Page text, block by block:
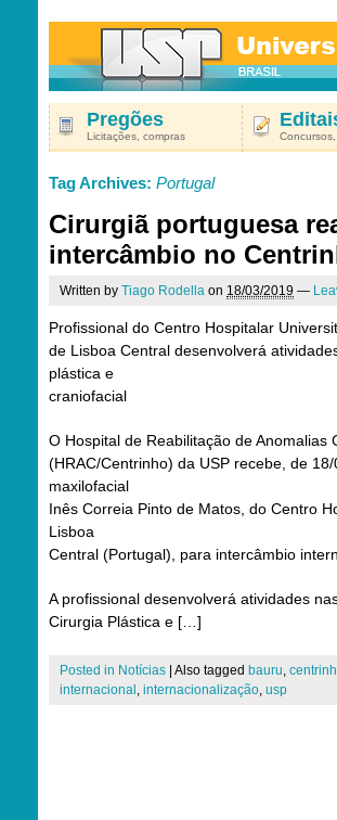
Pregões
Licitações, compras
Tag Archives: Portugal
Cirurgiã portuguesa
intercâmbio no
Written by Tiago Rodella on 18/03/2019 —
Profissional do Centro Hospitalar
de Lisboa Central desenvolverá
plástica e
craniofacial
O Hospital de Reabilitação de Anomalias
(HRAC/Centrinho) da USP recebe, de
maxilofacial
Inês Correia Pinto de Matos, do Centro
Lisboa
Central (Portugal), para intercâmbio
A profissional desenvolverá atividades
Cirurgia Plástica e […]
Posted in Notícias Also tagged bauru,
internacional , internacionalização, usp